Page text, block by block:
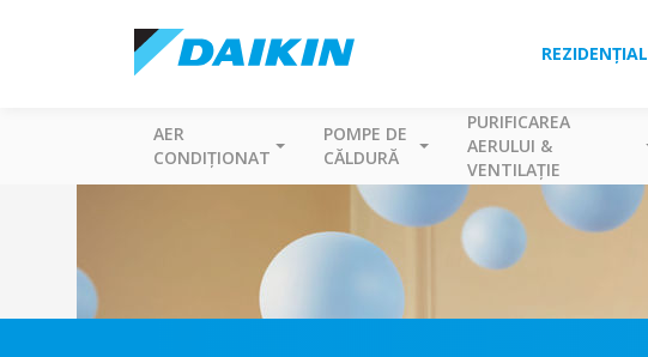
REZIDENȚIAL
AER
CONDIȚIONAT
POMPE DE
CĂLDURĂ
PURIFICAREA
AERULUI &
VENTILAȚIE